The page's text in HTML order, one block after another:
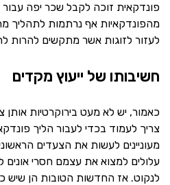
פונדקאית זוכה לקבל שכר יפה עבור
מהפונדקאיות אף נרתמות לתהליך
לעזור לזוגות אשר מתקשים להרות
חשיבותו של ייעוץ מקדים
כאמור, יש לא מעט בירוקרטיות אותן
צריך לעמוד בכדי לעבור הליך
מעוניינים לעשות את הצעדים
עלולים למצוא את עצמם חסרי אונים
לנקוט. אז החדשות הטובות הן שיש